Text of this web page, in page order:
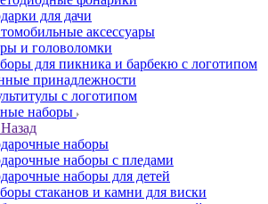
для дачи
аксессуары
и головоломки
для пикника и барбекю с логотипом
принадлежности
с логотипом
наборы
Назад
наборы
наборы с пледами
наборы для детей
стаканов и камни для виски